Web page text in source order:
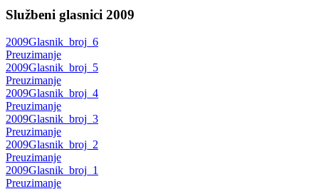
Službeni glasnici 2009
2009Glasnik_broj_6
Preuzimanje
2009Glasnik_broj_5
Preuzimanje
2009Glasnik_broj_4
Preuzimanje
2009Glasnik_broj_3
Preuzimanje
2009Glasnik_broj_2
Preuzimanje
2009Glasnik_broj_1
Preuzimanje